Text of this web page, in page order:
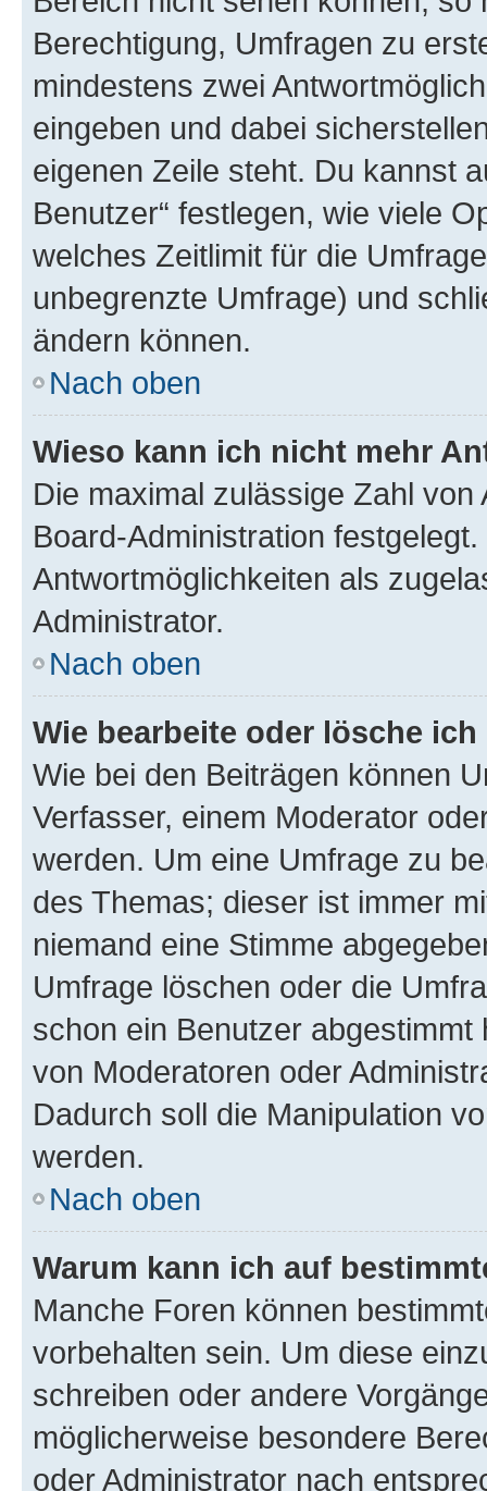
Berechtigung, Umfragen zu
mindestens zwei
eingeben und dabei
eigenen Zeile steht. Du kannst
Benutzer“ festlegen, wie viele
welches Zeitlimit für die
unbegrenzte Umfrage) und
ändern können.
Nach oben
Wieso kann ich nicht mehr
Die maximal zulässige Zahl
Board-Administration
Antwortmöglichkeiten als
Administrator.
Nach oben
Wie bearbeite oder lösche
Wie bei den Beiträgen können
Verfasser, einem Moderator
werden. Um eine Umfrage zu
des Themas; dieser ist immer
niemand eine Stimme
Umfrage löschen oder die
schon ein Benutzer
von Moderatoren oder
Dadurch soll die Manipulation
werden.
Nach oben
Warum kann ich auf
Manche Foren können
vorbehalten sein. Um diese
schreiben oder andere
möglicherweise besondere
oder Administrator nach